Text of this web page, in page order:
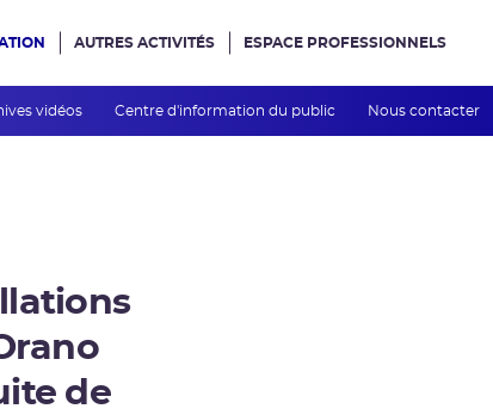
vidéos Centre d'information du public Nous contacter
AUTRES ACTIVITÉS ESPACE PROFESSIONNELS
de